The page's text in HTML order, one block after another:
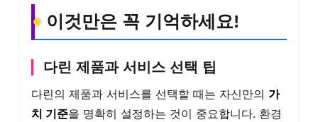
이것만은 꼭 기억하세요!
다린 제품과 서비스 선택 팁
다린의 제품과 서비스를 선택할 때는 자신만의 가
치 기준을 명확히 설정하는 것이 중요합니다. 환경